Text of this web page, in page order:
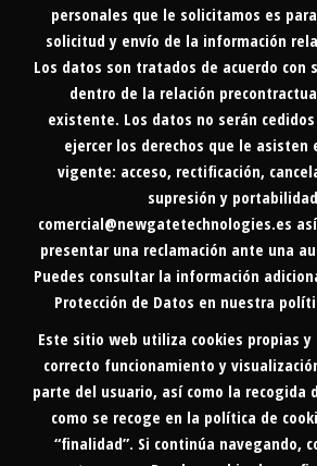
personales que le solicitamos es
solicitud y envío de la información
Los datos son tratados de acuerdo con
dentro de la relación
existente. Los datos no serán
ejercer los derechos que le asisten
vigente: acceso, rectificación,
supresión y
comercial@newgatetechnologies.es
presentar una reclamación ante una
Puedes consultar la información
Protección de Datos en nuestra
Este sitio web utiliza cookies propias y
correcto funcionamiento y
parte del usuario, así como la recogida
como se recoge en la política de
“finalidad”. Si continúa navegando,